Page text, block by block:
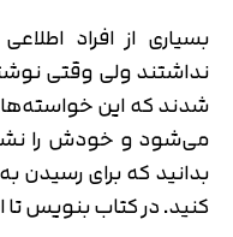
نداشتند ولی وقتی
شدند که این خواسته‌ها
می‌شود و خودش را
بدانید که برای رسیدن
کنید. در کتاب بنویس